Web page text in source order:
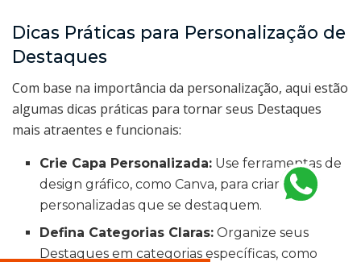
Dicas Práticas para Personalização de
Destaques
Com base na importância da personalização, aqui estão
algumas dicas práticas para tornar seus Destaques
mais atraentes e funcionais:
Crie Capa Personalizada: Use ferramentas de
design gráfico, como Canva, para criar capas
personalizadas que se destaquem.
Defina Categorias Claras: Organize seus
Destaques em categorias específicas, como